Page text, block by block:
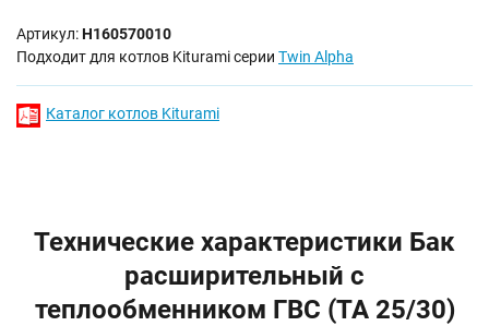
Артикул:H160570010
Подходит для котлов Kiturami серии Twin Alpha
Каталог котлов Kiturami
Технические характеристики Бак
расширительный с
теплообменником ГВС (TA 25/30)